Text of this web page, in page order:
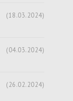
(18.03.2024)
(04.03.2024)
(26.02.2024)